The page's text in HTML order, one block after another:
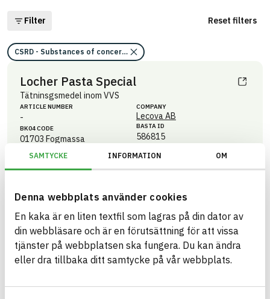
SAMTYCKE INFORMATION OM
Denna webbplats använder cookies
En kaka är en liten textfil som lagras på din dator av
din webbläsare och är en förutsättning för att vissa
tjänster på webbplatsen ska fungera. Du kan ändra
eller dra tillbaka ditt samtycke på vår webbplats.
Filter Reset filters
CSRD - Substances of concern (SoC)/Substances of concern/Nej
Locher Pasta Special
Tätninsgsmedel inom VVS
ARTICLE NUMBER
-
BK04 CODE
01703 Fogmassa
COMPANY
Lecova AB
BASTA ID
586815
HEALTH AND ENVIRONMENTAL HAZARDS Information available
ENVIRONMENTAL EFFECTS – EPD Information ej lämnad
EMISSIONS AND TESTS Information ej lämnad